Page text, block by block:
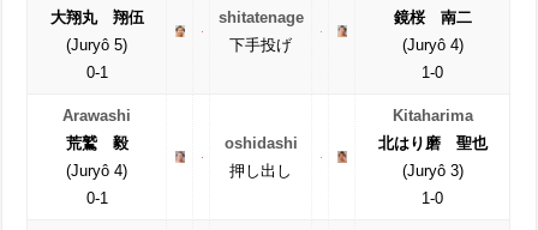
大翔丸 翔伍
(Juryô 5)
0-1
shitatenage
下手投げ
鏡桜 南二
(Juryô 4)
1-0
Arawashi
荒鷲 毅
(Juryô 4)
0-1
oshidashi
押し出し
Kitaharima
北はり磨 聖也
(Juryô 3)
1-0